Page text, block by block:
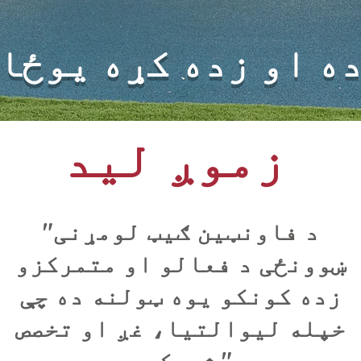
او زده کړه
زموږ لید
"د فاونټین ګیټ لومړنی
ښوونځی د فعالو او متمرکزو
زده کونکو یوه ټولنه ده چې
خپله لیوالتیا، غږ او تخصص